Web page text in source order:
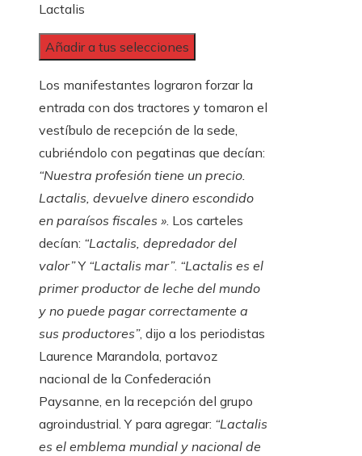
Lactalis
Añadir a tus selecciones
Los manifestantes lograron forzar la
entrada con dos tractores y tomaron el
vestíbulo de recepción de la sede,
cubriéndolo con pegatinas que decían:
“Nuestra profesión tiene un precio.
Lactalis, devuelve dinero escondido
en paraísos fiscales ». Los carteles
decían: “Lactalis, depredador del
valor”Y “Lactalis mar”. “Lactalis es el
primer productor de leche del mundo
y no puede pagar correctamente a
sus productores”, dijo a los periodistas
Laurence Marandola, portavoz
nacional de la Confederación
Paysanne, en la recepción del grupo
agroindustrial. Y para agregar: “Lactalis
es el emblema mundial y nacional de